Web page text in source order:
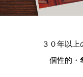
３０年以上
個性的・